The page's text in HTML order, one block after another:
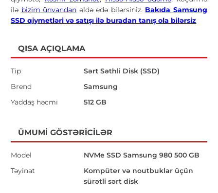
ilə bizim ünvandan əldə edə bilərsiniz. Bakıda Samsung
SSD qiymetləri və satışı ilə buradan tanış ola bilərsiz
QISA AÇIQLAMA
Tip
Sərt Səthli Disk (SSD)
Brend
Samsung
Yaddaş həcmi
512 GB
ÜMUMI GÖSTƏRICILƏR
Model
NVMe SSD Samsung 980 500 GB
Təyinat
Kompüter və noutbuklar üçün
sürətli sərt disk